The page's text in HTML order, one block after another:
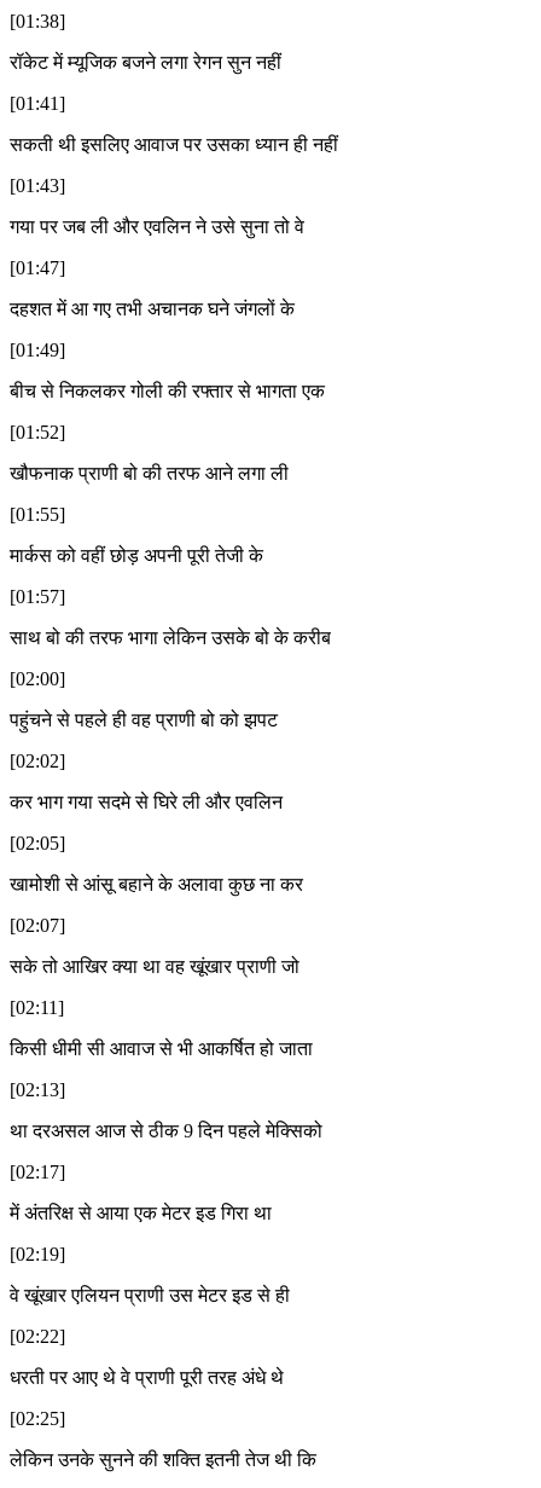
[01:38]
रॉकेट में म्यूजिक बजने लगा रेगन सुन नहीं
[01:41]
सकती थी इसलिए आवाज पर उसका ध्यान ही नहीं
[01:43]
गया पर जब ली और एवलिन ने उसे सुना तो वे
[01:47]
दहशत में आ गए तभी अचानक घने जंगलों के
[01:49]
बीच से निकलकर गोली की रफ्तार से भागता एक
[01:52]
खौफनाक प्राणी बो की तरफ आने लगा ली
[01:55]
मार्कस को वहीं छोड़ अपनी पूरी तेजी के
[01:57]
साथ बो की तरफ भागा लेकिन उसके बो के करीब
[02:00]
पहुंचने से पहले ही वह प्राणी बो को झपट
[02:02]
कर भाग गया सदमे से घिरे ली और एवलिन
[02:05]
खामोशी से आंसू बहाने के अलावा कुछ ना कर
[02:07]
सके तो आखिर क्या था वह खूंखार प्राणी जो
[02:11]
किसी धीमी सी आवाज से भी आकर्षित हो जाता
[02:13]
था दरअसल आज से ठीक 9 दिन पहले मेक्सिको
[02:17]
में अंतरिक्ष से आया एक मेटर इड गिरा था
[02:19]
वे खूंखार एलियन प्राणी उस मेटर इड से ही
[02:22]
धरती पर आए थे वे प्राणी पूरी तरह अंधे थे
[02:25]
लेकिन उनके सुनने की शक्ति इतनी तेज थी कि